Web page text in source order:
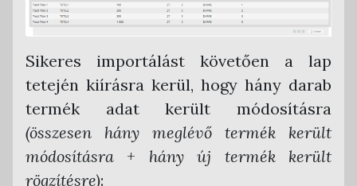
Sikeres importálást követően a lap
tetején kiírásra kerül, hogy hány darab
termék adat került módosításra
(összesen hány meglévő termék került
módosításra + hány új termék került
rögzítésre):